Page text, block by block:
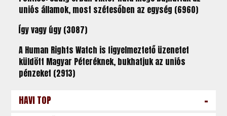
uniós államok, most szétesőben az egység (6960)
Így vagy úgy (3087)
A Human Rights Watch is figyelmeztető üzenetet
küldött Magyar Péteréknek, bukhatjuk az uniós
pénzeket (2913)
HAVI TOP -